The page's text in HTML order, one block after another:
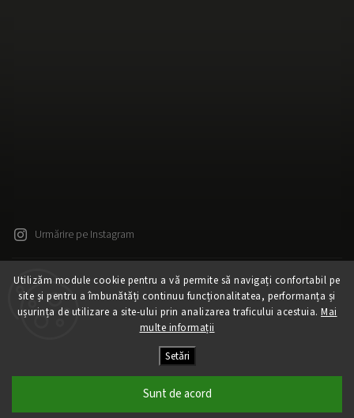
Utilizăm module cookie pentru a vă permite să navigați confortabil pe
site și pentru a îmbunătăți continuu funcționalitatea, performanța și
ușurința de utilizare a site-ului prin analizarea traficului acestuia. Mai
multe informații
Setări
Sunt de acord
Urmărire pe Instagram
Creat de Shoptet
Drepturi de autor 2026Released. Toate drepturile rezervate.
Editați setările cookie-urilor
VytvořilShoptet | DesignShoptak.cz